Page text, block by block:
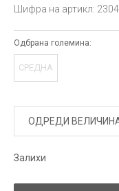
Шифра на артикл:
Одбрана големина:
СРЕДНА
ОДРЕДИ
Залихи